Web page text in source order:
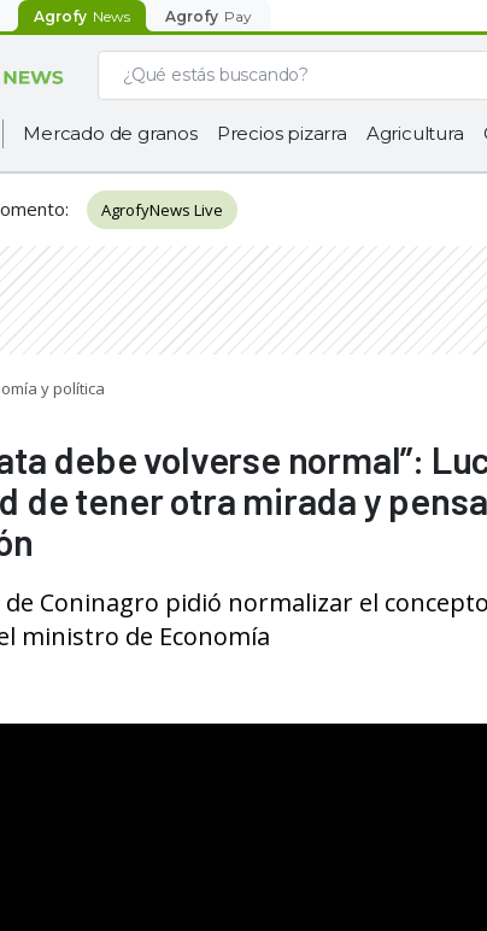
Agrofy News Agrofy Pay
Mercado de granos Precios pizarra Agricultura
: AgrofyNews Live
y política
debe volverse normal”:
de tener otra mirada y
Coninagro pidió normalizar el
ministro de Economía